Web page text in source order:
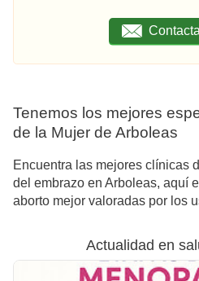
Tenemos los mejores
de la Mujer de Arboleas
Encuentra las mejores clínicas
del embrazo en Arboleas, aquí
aborto mejor valoradas por los
Actualidad en